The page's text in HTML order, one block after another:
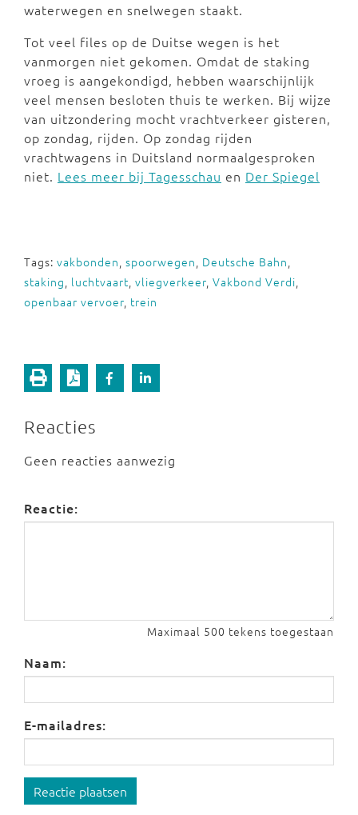
waterwegen en snelwegen staakt.
Tot veel files op de Duitse wegen is het
vanmorgen niet gekomen. Omdat de staking
vroeg is aangekondigd, hebben waarschijnlijk
veel mensen besloten thuis te werken. Bij wijze
van uitzondering mocht vrachtverkeer gisteren,
op zondag, rijden. Op zondag rijden
vrachtwagens in Duitsland normaalgesproken
niet. Lees meer bij Tagesschau en Der Spiegel
Tags: vakbonden, spoorwegen, Deutsche Bahn,
staking, luchtvaart, vliegverkeer, Vakbond Verdi,
openbaar vervoer, trein
Reacties
Geen reacties aanwezig
Reactie:
Maximaal 500 tekens toegestaan
Naam:
E-mailadres:
Reactie plaatsen